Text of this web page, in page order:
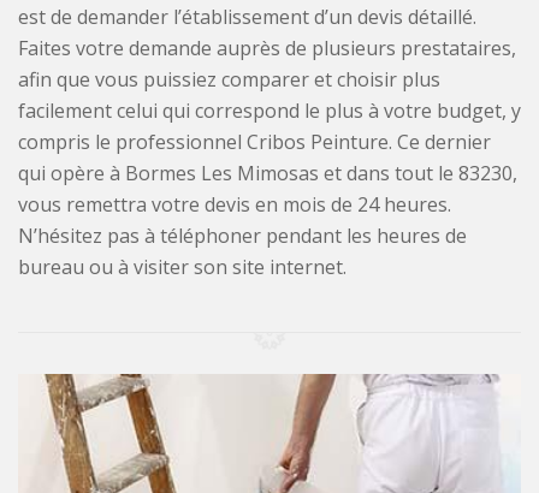
est de demander l’établissement d’un devis détaillé.
Faites votre demande auprès de plusieurs prestataires,
afin que vous puissiez comparer et choisir plus
facilement celui qui correspond le plus à votre budget, y
compris le professionnel Cribos Peinture. Ce dernier
qui opère à Bormes Les Mimosas et dans tout le 83230,
vous remettra votre devis en mois de 24 heures.
N’hésitez pas à téléphoner pendant les heures de
bureau ou à visiter son site internet.